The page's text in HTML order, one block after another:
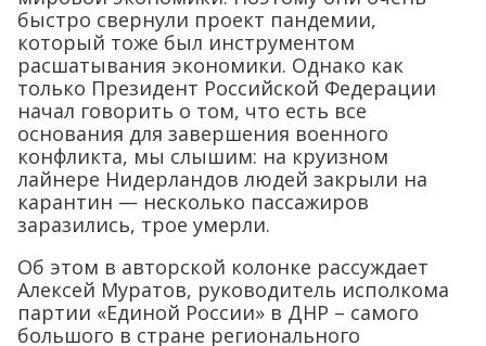
быстро свернули проект пандемии,
который тоже был инструментом
расшатывания экономики. Однако как
только Президент Российской Федерации
начал говорить о том, что есть все
основания для завершения военного
конфликта, мы слышим: на круизном
лайнере Нидерландов людей закрыли на
карантин — несколько пассажиров
заразились, трое умерли.
Об этом в авторской колонке рассуждает
Алексей Муратов, руководитель исполкома
партии «Единой России» в ДНР – самого
большого в стране регионального